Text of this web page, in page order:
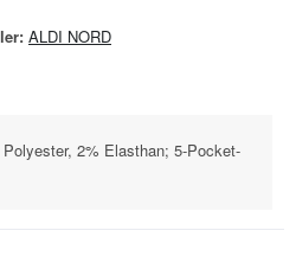
ALDI NORD
2% Elasthan; 5-Pocket-